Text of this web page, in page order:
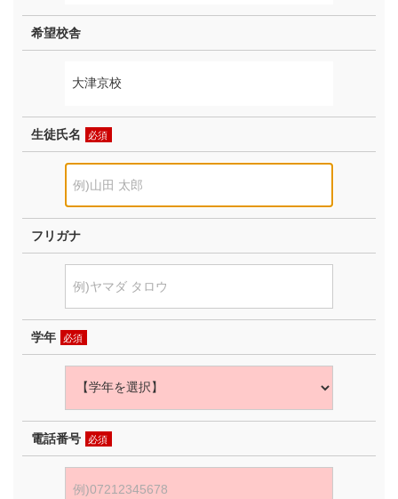
希望校舎
生徒氏名 必須
フリガナ
学年 必須
電話番号 必須